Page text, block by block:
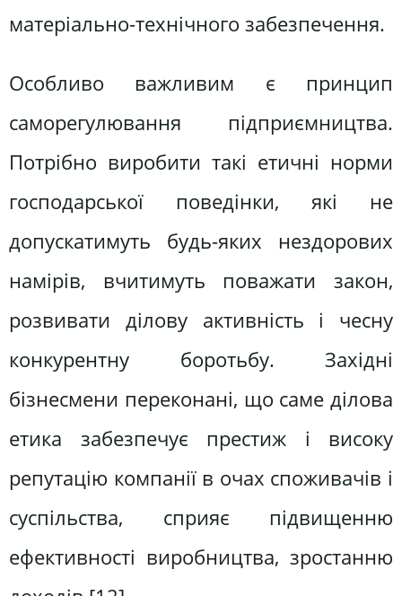
матеріально-технічного забезпечення.
Особливо важливим є принцип
саморегулювання підприємництва.
Потрібно виробити такі етичні норми
господарської поведінки, які не
допускатимуть будь-яких нездорових
намірів, вчитимуть поважати закон,
розвивати ділову активність i чесну
конкурентну боротьбу. Західні
бізнесмени переконані, що саме ділова
етика забезпечує престиж і високу
репутацію компанії в очах споживачів і
суспільства, сприяє підвищенню
ефективності виробництва, зростанню